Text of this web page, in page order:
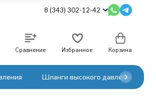
8 (343) 302-12-42
Сравнение Избранное Корзина
Шланги высокого давления